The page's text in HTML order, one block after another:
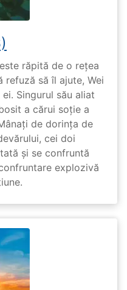
răpită de o rețea
să îl ajute, Wei
Singurul său aliat
a cărui soție a
de dorința de
cei doi
și se confruntă
explozivă